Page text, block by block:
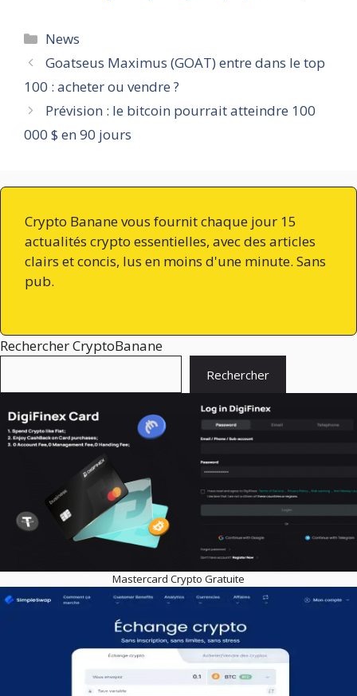
Catégories
News
Goatseus Maximus (GOAT) entre dans le top
100 : acheter ou vendre ?
Prévision : le bitcoin pourrait atteindre 100
000 $ en 90 jours
Crypto Banane vous fournit chaque jour 15
actualités crypto essentielles, avec des articles
clairs et concis, lus en moins d'une minute. Sans
pub.
Rechercher CryptoBanane
Rechercher
Mastercard Crypto Gratuite